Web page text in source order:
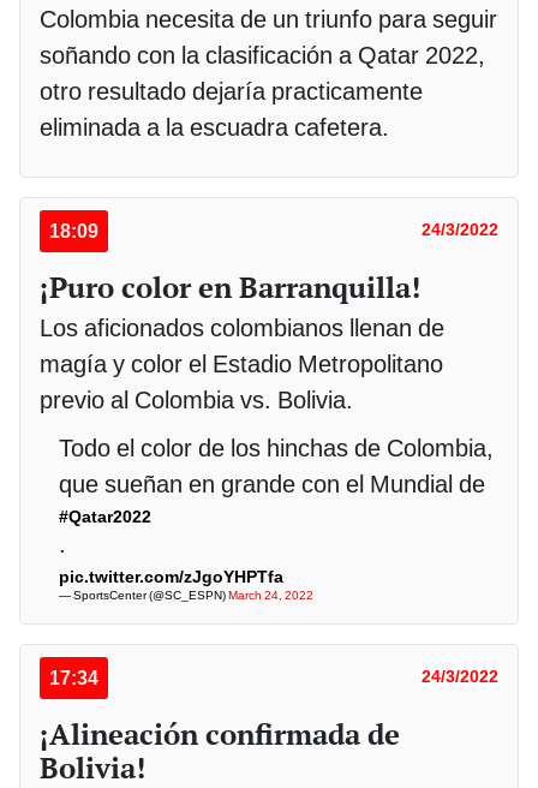
Colombia necesita de un triunfo para seguir
soñando con la clasificación a Qatar 2022,
otro resultado dejaría practicamente
eliminada a la escuadra cafetera.
18:09 24/3/2022
¡Puro color en Barranquilla!
Los aficionados colombianos llenan de
magía y color el Estadio Metropolitano
previo al Colombia vs. Bolivia.
Todo el color de los hinchas de Colombia,
que sueñan en grande con el Mundial de
#Qatar2022
.
pic.twitter.com/zJgoYHPTfa
— SportsCenter (@SC_ESPN)March 24, 2022
17:34 24/3/2022
¡Alineación confirmada de
Bolivia!